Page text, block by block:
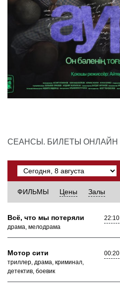
СЕАНСЫ. БИЛЕТЫ ОНЛАЙН
ФИЛЬМЫ Цены Залы
Всё, что мы потеряли
драма, мелодрама
22:10
Мотор сити
триллер, драма, криминал,
детектив, боевик
00:20